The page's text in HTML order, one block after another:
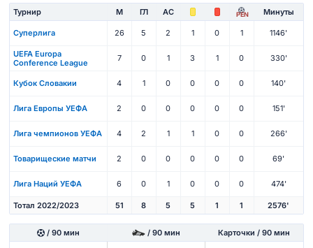
Турнир М ГЛ АС PEN Минуты
Суперлига 26 5 2 1 0 1 1146'
UEFA Europa
Conference League
7 0 1 3 1 0 330'
Кубок Словакии 4 1 0 0 0 0 140'
Лига Европы УЕФА 2 0 0 0 0 0 151'
Лига чемпионов УЕФА 4 2 1 1 0 0 266'
Товарищеские матчи 2 0 0 0 0 0 69'
Лига Наций УЕФА 6 0 1 0 0 0 474'
Тотал 2022/2023 51 8 5 5 1 1 2576'
/ 90 мин / 90 мин Карточки / 90 мин